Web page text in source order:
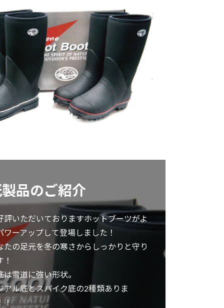
品のご紹介
評いただいておりますホットブーツがよ
ワーアップして登場しました！
たの足元を冬の寒さからしっかりと守り
！
は雪道に強い形状。
アル底とスパイク底の2種類ありま
！